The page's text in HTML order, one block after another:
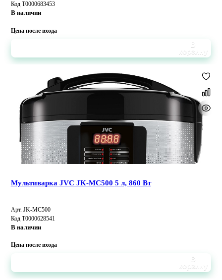
Код Т0000683453
В наличии
Цена после входа
В
корзину
Мультиварка JVC JK-MC500 5 л, 860 Вт
Арт. JK-MC500
Код Т0000628541
В наличии
Цена после входа
В
корзину